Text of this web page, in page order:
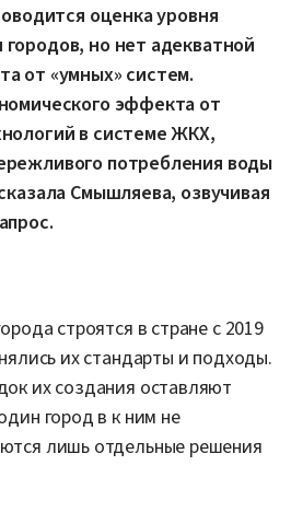
оценка уровня
но нет адекватной
от «умных» систем.
эффекта от
в системе ЖКХ,
потребления воды
Смышляева, озвучивая
строятся в стране с 2019
их стандарты и подходы.
их создания оставляют
город в к ним не
лишь отдельные решения